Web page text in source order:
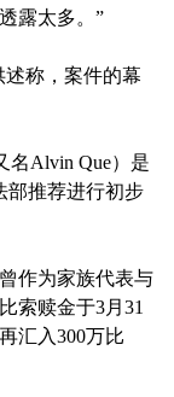
露太多。”
称，案件的幕
名Alvin Que）是
部推荐进行初步
作为家族代表与
索赎金于3月31
汇入300万比